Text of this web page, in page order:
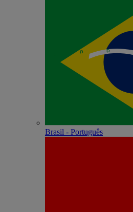
Brasil - Português